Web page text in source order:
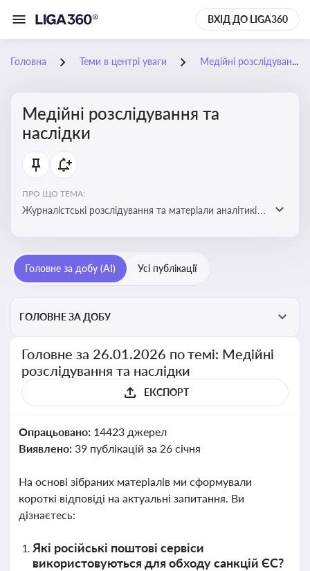
ВХІД ДО LIGA360
Головна Теми в центрі уваги Медійні розслідування та наслідки
Медійні розслідування та
наслідки
ПРО ЩО ТЕМА:
Журналістські розслідування та матеріали аналітиків
компаній, посадових осіб і пов’язаних осіб
Головне за добу (AI) Усі публікації
ГОЛОВНЕ ЗА ДОБУ
Головне за 26.01.2026 по темі: Медійні
розслідування та наслідки
ЕКСПОРТ
Опрацьовано: 14423 джерел
Виявлено: 39 публікацій за 26 січня
На основі зібраних матеріалів ми сформували
короткі відповіді на актуальні запитання. Ви
дізнаєтесь:
Які російські поштові сервіси
використовуються для обходу санкцій ЄС?